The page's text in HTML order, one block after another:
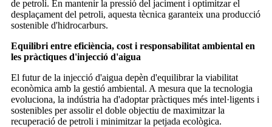
de petroli. En mantenir la pressió del jaciment i optimitzar el
desplaçament del petroli, aquesta tècnica garanteix una producció
sostenible d'hidrocarburs.
Equilibri entre eficiència, cost i responsabilitat ambiental en
les pràctiques d'injecció d'aigua
El futur de la injecció d'aigua depèn d'equilibrar la viabilitat
econòmica amb la gestió ambiental. A mesura que la tecnologia
evoluciona, la indústria ha d'adoptar pràctiques més intel·ligents i
sostenibles per assolir el doble objectiu de maximitzar la
recuperació de petroli i minimitzar la petjada ecològica.